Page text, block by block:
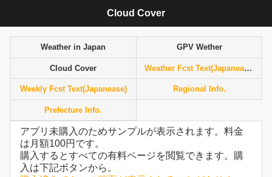
Cloud Cover
Weather in Japan GPV Wether
Cloud Cover Weather Fcst Text(Japanease)
Weekly Fcst Text(Japanease) Regional Info.
Prefecture Info.
アプリ未購入のためサンプルが表示されます。料金
は月額100円です。
購入するとすべての有料ページを閲覧できます。購
入は下記ボタンから。